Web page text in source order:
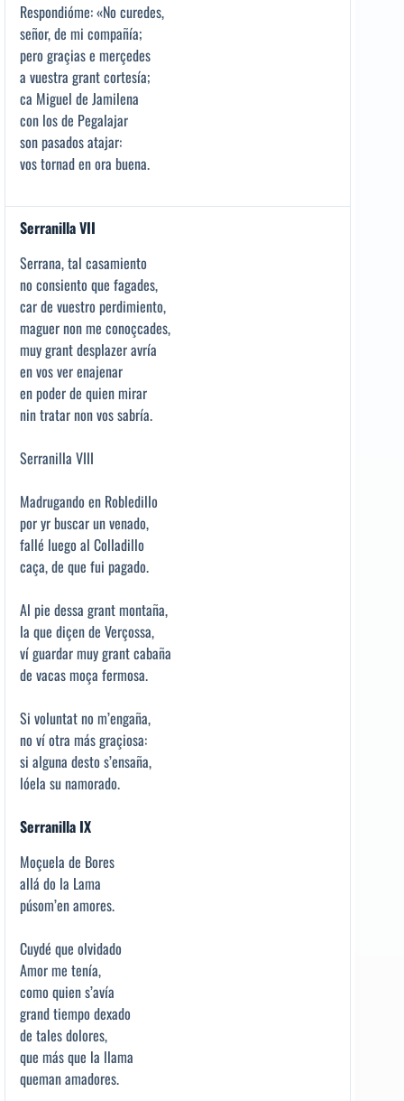
Respondióme: «No curedes,
señor, de mi compañía;
pero graçias e merçedes
a vuestra grant cortesía;
ca Miguel de Jamilena
con los de Pegalajar
son pasados atajar:
vos tornad en ora buena.
Serranilla VII
Serrana, tal casamiento
no consiento que fagades,
car de vuestro perdimiento,
maguer non me conoçcades,
muy grant desplazer avría
en vos ver enajenar
en poder de quien mirar
nin tratar non vos sabría.
Serranilla VIII
Madrugando en Robledillo
por yr buscar un venado,
fallé luego al Colladillo
caça, de que fui pagado.
Al pie dessa grant montaña,
la que diçen de Verçossa,
ví guardar muy grant cabaña
de vacas moça fermosa.
Si voluntat no m’engaña,
no ví otra más graçiosa:
si alguna desto s’ensaña,
lóela su namorado.
Serranilla IX
Moçuela de Bores
allá do la Lama
púsom’en amores.
Cuydé que olvidado
Amor me tenía,
como quien s’avía
grand tiempo dexado
de tales dolores,
que más que la llama
queman amadores.